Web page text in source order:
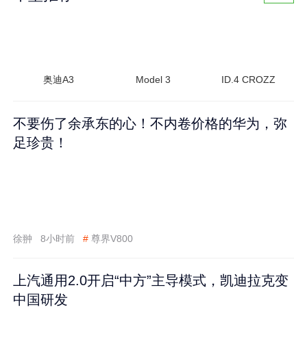
奥迪A3 Model 3 ID.4 CROZZ
不要伤了余承东的心！不内卷价格的华为，弥
足珍贵！
徐翀 8小时前 # 尊界V800
上汽通用2.0开启“中方”主导模式，凯迪拉克变
中国研发